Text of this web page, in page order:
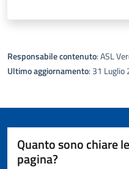
Responsabile contenuto: ASL
Ultimo aggiornamento: 31
Quanto sono chiare
pagina?